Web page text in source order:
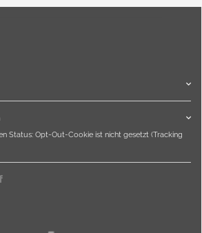
Status: Opt-Out-Cookie ist nicht gesetzt (Tracking